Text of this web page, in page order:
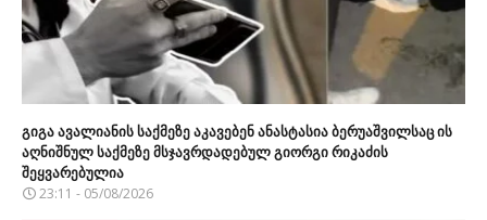
გიგა ავალიანის საქმეზე აკავებენ ანასტასია ბერუაშვილსაც ის
აღნიშნულ საქმეზე მსჯავრდადებულ გიორგი რიკაძის
შეყვარებულია
23:11 - 05/08/2026